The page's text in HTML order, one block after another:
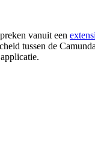
vanuit een
tussen de